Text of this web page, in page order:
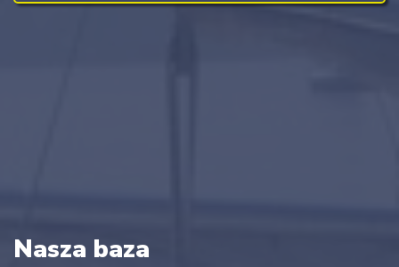
Nasza baza